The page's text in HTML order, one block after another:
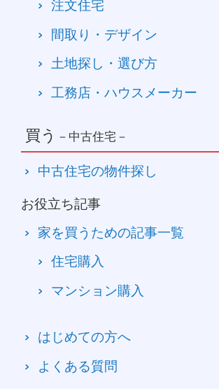
注文住宅
間取り・デザイン
土地探し・選び方
工務店・ハウスメーカー
買う －中古住宅－
中古住宅の物件探し
お役立ち記事
家を買うための記事一覧
住宅購入
マンション購入
はじめての方へ
よくある質問